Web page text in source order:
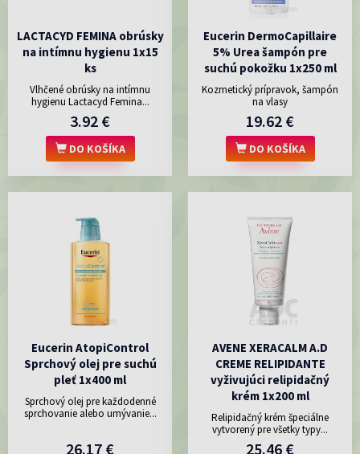
LACTACYD FEMINA obrúsky
na intímnu hygienu 1x15
ks
Vlhčené obrúsky na intímnu
hygienu Lactacyd Femina...
3.92 €
DO KOŠÍKA
Eucerin DermoCapillaire
5% Urea šampón pre
suchú pokožku 1x250 ml
Kozmetický prípravok, šampón
na vlasy
19.62 €
DO KOŠÍKA
Eucerin AtopiControl
Sprchový olej pre suchú
pleť 1x400 ml
Sprchový olej pre každodenné
sprchovanie alebo umývanie...
26.17 €
AVENE XERACALM A.D
CREME RELIPIDANTE
vyživujúci relipidačný
krém 1x200 ml
Relipidačný krém špeciálne
vytvorený pre všetky typy...
25.46 €